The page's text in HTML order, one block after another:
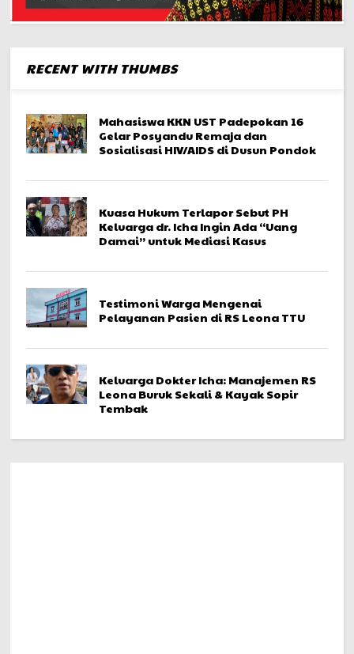
RECENT WITH THUMBS
Mahasiswa KKN UST Padepokan 16
Gelar Posyandu Remaja dan
Sosialisasi HIV/AIDS di Dusun Pondok
Kuasa Hukum Terlapor Sebut PH
Keluarga dr. Icha Ingin Ada “Uang
Damai” untuk Mediasi Kasus
Testimoni Warga Mengenai
Pelayanan Pasien di RS Leona TTU
Keluarga Dokter Icha: Manajemen RS
Leona Buruk Sekali & Kayak Sopir
Tembak